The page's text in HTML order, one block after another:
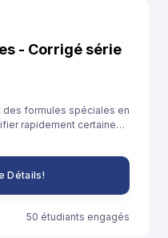
- Corrigé série
formules spéciales en
rapidement certaines
équations plus
Détails!
50 étudiants engagés